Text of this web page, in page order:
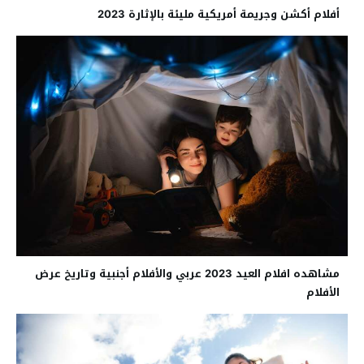
أفلام أكشن وجريمة أمريكية مليئة بالإثارة 2023
مشاهده افلام العيد 2023 عربي والأفلام أجنبية وتاريخ عرض
الأفلام